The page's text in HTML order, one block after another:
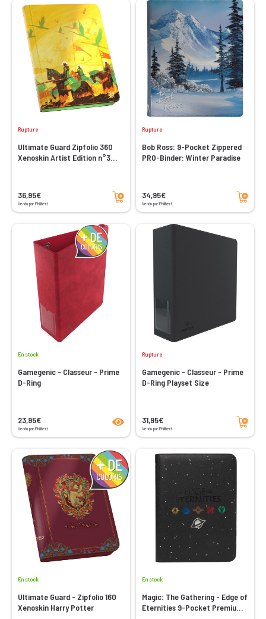
Rupture
Ultimate Guard Zipfolio 360
Xenoskin Artist Edition n°3
36,95€
Vendu par Philibert
Ajouter au panier
Rupture
Bob Ross: 9-Pocket Zippered
PRO-Binder: Winter Paradise
34,95€
Vendu par Philibert
Ajouter au panier
En stock
Gamegenic - Classeur - Prime
D-Ring
23,95€
Vendu par Philibert
Rupture
Gamegenic - Classeur - Prime
D-Ring Playset Size
31,95€
Vendu par Philibert
Ajouter au panier
En stock
Ultimate Guard - Zipfolio 160
Xenoskin Harry Potter
En stock
Magic: The Gathering - Edge of
Eternities 9-Pocket Premium